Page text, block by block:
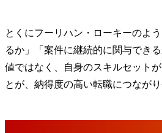
とくにフーリハン・ローキーのよ
るか」「案件に継続的に関与でき
値ではなく、自身のスキルセット
とが、納得度の高い転職につながり